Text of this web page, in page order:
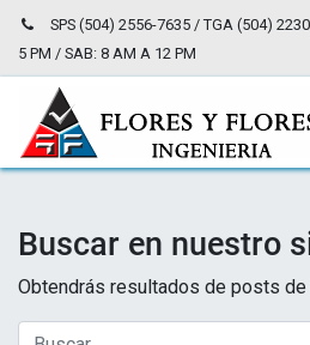
SPS (504) 2556-7635 / TGA (504)
5 PM / SAB: 8 AM A 12 PM
Buscar en nuestro
Obtendrás resultados de posts